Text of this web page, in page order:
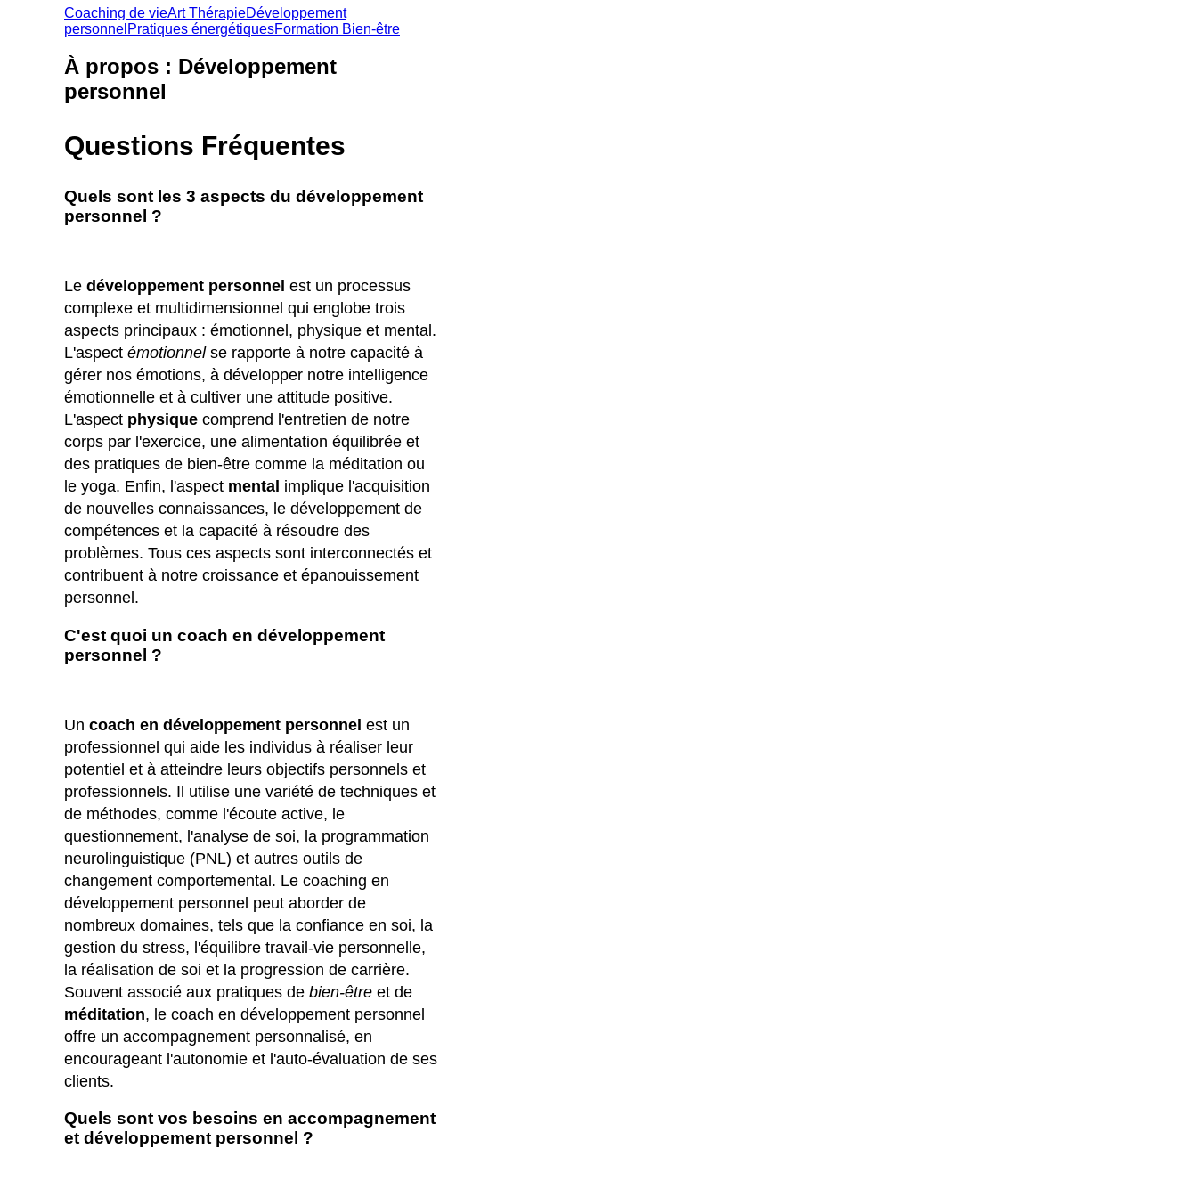
Coaching de vieArt ThérapieDéveloppement
personnel Pratiques énergétiquesFormation Bien-être
À propos : Développement
personnel
Questions Fréquentes
Quels sont les 3 aspects du développement
personnel ?
Le développement personnel est un processus
complexe et multidimensionnel qui englobe trois
aspects principaux : émotionnel, physique et mental.
L'aspect émotionnelse rapporte à notre capacité à
gérer nos émotions, à développer notre intelligence
émotionnelle et à cultiver une attitude positive.
L'aspect physique comprend l'entretien de notre
corps par l'exercice, une alimentation équilibrée et
des pratiques de bien-être comme la méditation ou
le yoga. Enfin, l'aspect mental implique l'acquisition
de nouvelles connaissances, le développement de
compétences et la capacité à résoudre des
problèmes. Tous ces aspects sont interconnectés et
contribuent à notre croissance et épanouissement
personnel.
C'est quoi un coach en développement
personnel ?
Un coach en développement personnel est un
professionnel qui aide les individus à réaliser leur
potentiel et à atteindre leurs objectifs personnels et
professionnels. Il utilise une variété de techniques et
de méthodes, comme l'écoute active, le
questionnement, l'analyse de soi, la programmation
neurolinguistique (PNL) et autres outils de
changement comportemental. Le coaching en
développement personnel peut aborder de
nombreux domaines, tels que la confiance en soi, la
gestion du stress, l'équilibre travail-vie personnelle,
la réalisation de soi et la progression de carrière.
Souvent associé aux pratiques de bien-être et de
méditation, le coach en développement personnel
offre un accompagnement personnalisé, en
encourageant l'autonomie et l'auto-évaluation de ses
clients.
Quels sont vos besoins en accompagnement
et développement personnel ?